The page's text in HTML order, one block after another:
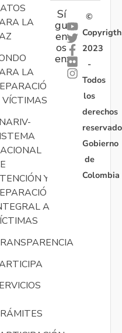
LA
LA
Y
A
Sí
gu
en
os
en:
©
Copyrigth
2023
-
Todos
los
derechos
Gobierno
de
Colombia